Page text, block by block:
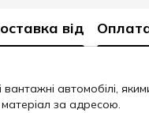
від
вантажні автомобілі,
за адресою.